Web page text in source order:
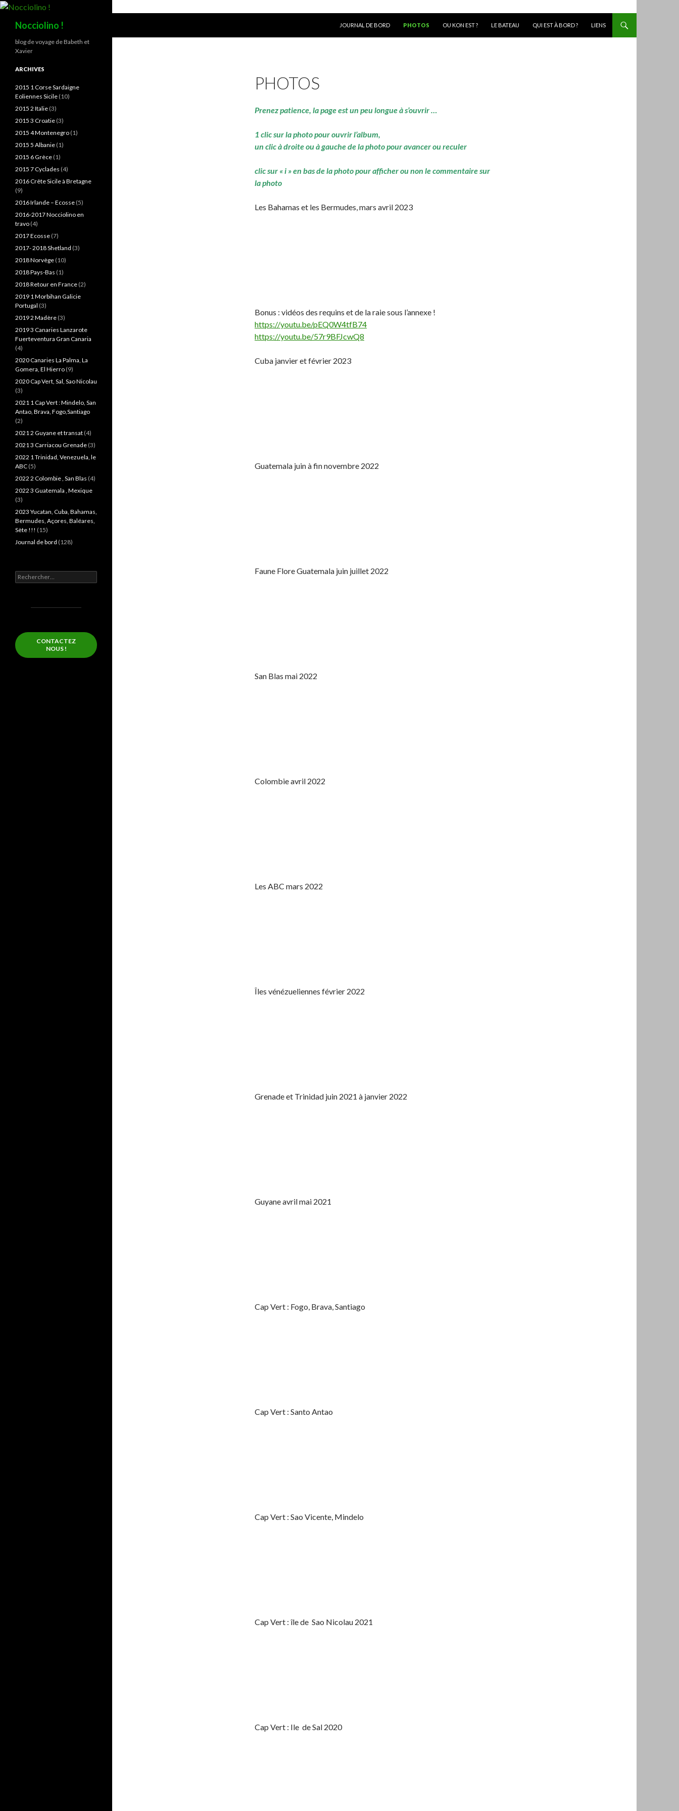
Nocciolino !
JOURNAL DE BORD
PHOTOS OU KON EST ? LE BATEAU QUI EST À BORD ? LIENS
PHOTOS
Prenez patience, la page est un peu longue à s’ouvrir …
1 clic sur la photo pour ouvrir l’album,
un clic à droite ou à gauche de la photo pour avancer ou reculer
clic sur « i » en bas de la photo pour afficher ou non le commentaire sur
la photo
Les Bahamas et les Bermudes, mars avril 2023
Bonus : vidéos des requins et de la raie sous l’annexe !
https://youtu.be/pEQ0W4tfB74
https://youtu.be/57r9BFJcwQ8
Cuba janvier et février 2023
Guatemala juin à fin novembre 2022
Faune Flore Guatemala juin juillet 2022
San Blas mai 2022
Colombie avril 2022
Les ABC mars 2022
Îles vénézueliennes février 2022
Grenade et Trinidad juin 2021 à janvier 2022
Guyane avril mai 2021
Cap Vert : Fogo, Brava, Santiago
Cap Vert : Santo Antao
Cap Vert : Sao Vicente, Mindelo
Cap Vert : île de Sao Nicolau 2021
Cap Vert : Ile de Sal 2020
blog de voyage de Babeth et
Xavier
ARCHIVES
2015 1 Corse Sardaigne
Eoliennes Sicile (10)
2015 2 Italie (3)
2015 3 Croatie (3)
2015 4 Montenegro (1)
2015 5 Albanie (1)
2015 6 Grèce (1)
2015 7 Cyclades (4)
2016 Crête Sicile à Bretagne
(9)
2016 Irlande – Ecosse (5)
2016-2017 Nocciolino en
travo (4)
2017 Ecosse (7)
2017- 2018 Shetland (3)
2018 Norvège (10)
2018 Pays-Bas (1)
2018 Retour en France (2)
2019 1 Morbihan Galicie
Portugal (3)
2019 2 Madère (3)
2019 3 Canaries Lanzarote
Fuerteventura Gran Canaria
(4)
2020 Canaries La Palma, La
Gomera, El Hierro (9)
2020 Cap Vert, Sal, Sao Nicolau
(3)
2021 1 Cap Vert : Mindelo, San
Antao, Brava, Fogo,Santiago
(2)
2021 2 Guyane et transat (4)
2021 3 Carriacou Grenade (3)
2022 1 Trinidad, Venezuela, le
ABC (5)
2022 2 Colombie , San Blas (4)
2022 3 Guatemala , Mexique
(3)
2023 Yucatan, Cuba, Bahamas,
Bermudes, Açores, Baléares,
Sète !!! (15)
Journal de bord (128)
Rechercher :
CONTACTEZ
NOUS !